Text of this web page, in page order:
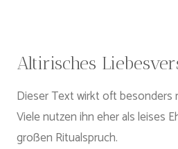
Altirisches
Dieser Text wirkt oft besonders
Viele nutzen ihn eher als leises
großen Ritualspruch.